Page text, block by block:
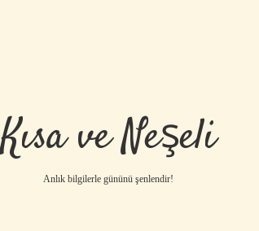
Kısa ve Neşeli
Anlık bilgilerle gününü şenlendir!